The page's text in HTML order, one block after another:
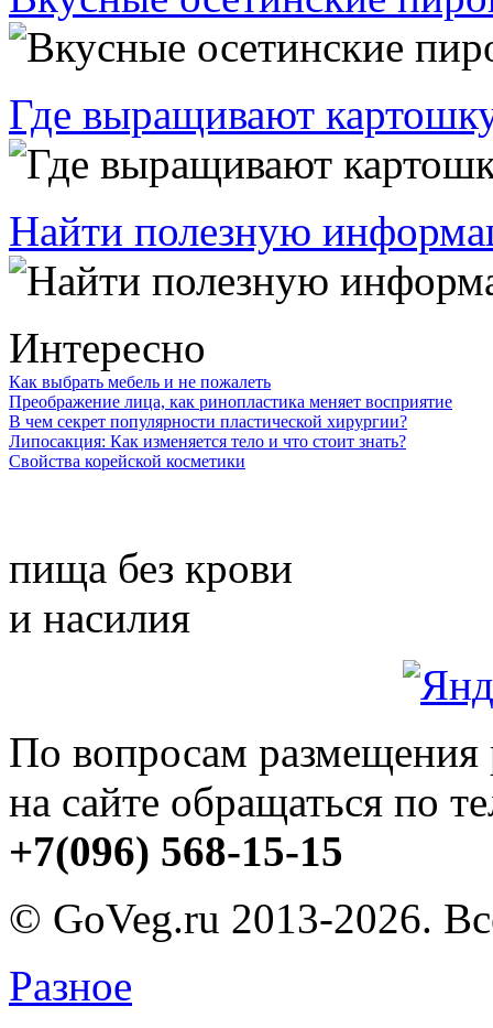
Где выращивают
Найти полезную
Интересно
Как выбрать мебель и не пожалеть
Преображение лица, как ринопластика меняет восприятие
В чем секрет популярности пластической хирургии?
Липосакция: Как изменяется тело и что стоит знать?
Свойства корейской косметики
пища без крови
и насилия
По вопросам размещения
на сайте обращаться по
+7(096) 568-15-15
© GoVeg.ru 2013-2026.
Разное